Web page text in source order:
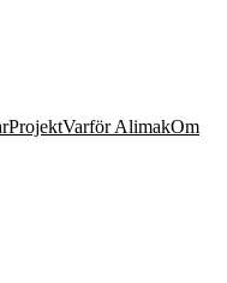
ProjektVarför AlimakOm